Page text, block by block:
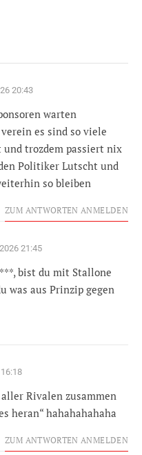
20:43
warten
es sind so viele
trozdem passiert nix
Politiker Lutscht und
so bleiben
ZUM ANTWORTEN ANMELDEN
21:45
bist du mit Stallone
was aus Prinzip gegen
Rivalen zusammen
heran“ hahahahahaha
ZUM ANTWORTEN ANMELDEN